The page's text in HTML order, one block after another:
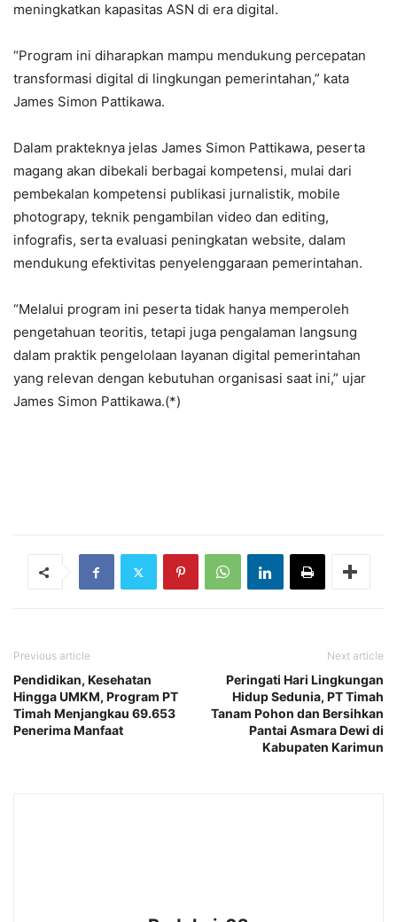
meningkatkan kapasitas ASN di era digital.
“Program ini diharapkan mampu mendukung percepatan
transformasi digital di lingkungan pemerintahan,” kata
James Simon Pattikawa.
Dalam prakteknya jelas James Simon Pattikawa, peserta
magang akan dibekali berbagai kompetensi, mulai dari
pembekalan kompetensi publikasi jurnalistik, mobile
photograpy, teknik pengambilan video dan editing,
infografis, serta evaluasi peningkatan website, dalam
mendukung efektivitas penyelenggaraan pemerintahan.
“Melalui program ini peserta tidak hanya memperoleh
pengetahuan teoritis, tetapi juga pengalaman langsung
dalam praktik pengelolaan layanan digital pemerintahan
yang relevan dengan kebutuhan organisasi saat ini,” ujar
James Simon Pattikawa.(*)
Previous article
Pendidikan, Kesehatan
Hingga UMKM, Program PT
Timah Menjangkau 69.653
Penerima Manfaat
Next article
Peringati Hari Lingkungan
Hidup Sedunia, PT Timah
Tanam Pohon dan Bersihkan
Pantai Asmara Dewi di
Kabupaten Karimun